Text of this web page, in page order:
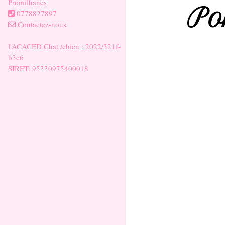
Promilhanes
0778827897
Contactez-nous
l'ACACED Chat /chien : 2022/321f-
b3c6
SIRET: 95330975400018